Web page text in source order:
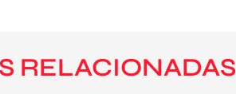
RELACIONADAS